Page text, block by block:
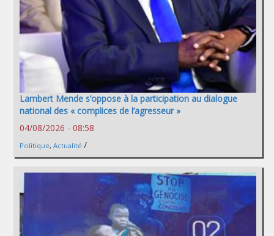
Lambert Mende s’oppose à la participation au dialogue
national des « complices de l’agresseur »
04/08/2026 - 08:58
Politique, Actualité /